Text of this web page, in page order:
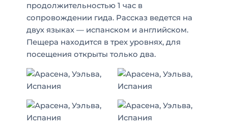
продолжительностью 1 час в
сопровождении гида. Рассказ ведется на
двух языках — испанском и английском.
Пещера находится в трех уровнях, для
посещения открыты только два.